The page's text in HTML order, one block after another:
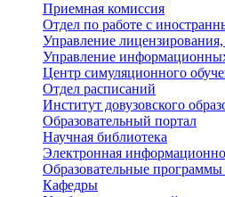
Приемная комиссия
Отдел по работе с
Управление
Управление
Центр симуляционного
Отдел расписаний
Институт довузовского
Образовательный портал
Научная библиотека
Электронная
Образовательные программы
Кафедры